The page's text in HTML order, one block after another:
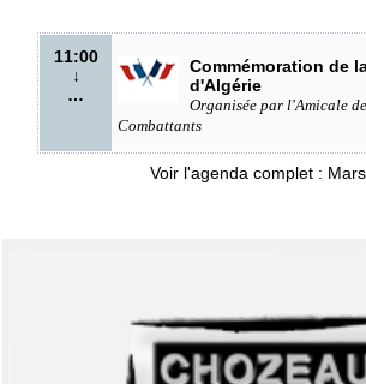
11:00
↓
…
Commémoration de
d'Algérie
Organisée par l'Amicale
Combattants
Voir l'agenda complet :